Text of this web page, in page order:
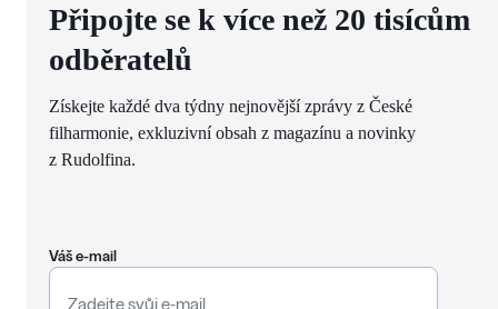
Připojte se k více než 20 tisícům
odběratelů
Získejte každé dva týdny nejnovější zprávy z České
filharmonie, exkluzivní obsah z magazínu a novinky
z Rudolfina.
Váš e-mail